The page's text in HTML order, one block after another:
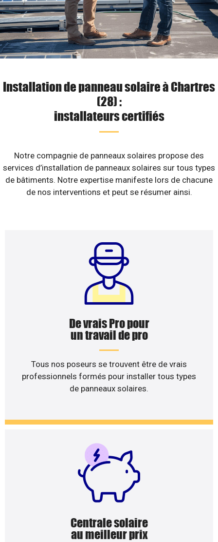
Installation de panneau solaire à Chartres
(28) :
installateurs certifiés
Notre compagnie de panneaux solaires propose des
services d’installation de panneaux solaires sur tous types
de bâtiments. Notre expertise manifeste lors de chacune
de nos interventions et peut se résumer ainsi.
De vrais Pro pour
un travail de pro
Tous nos poseurs se trouvent être de vrais
professionnels formés pour installer tous types
de panneaux solaires.
Centrale solaire
au meilleur prix